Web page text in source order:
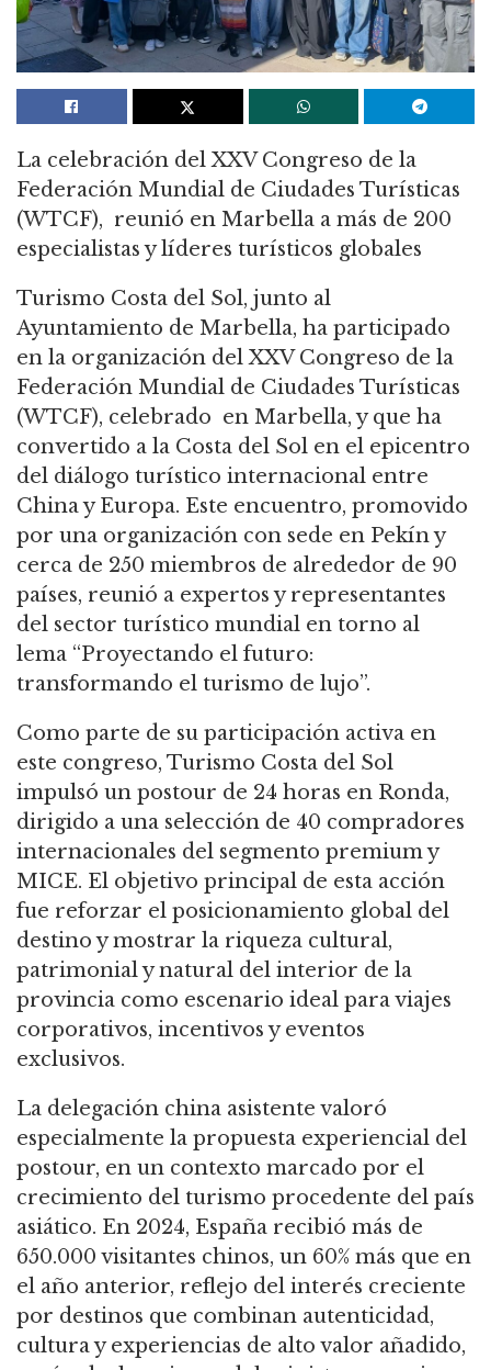
La celebración del XXV Congreso de la
Federación Mundial de Ciudades Turísticas
(WTCF), reunió en Marbella a más de 200
especialistas y líderes turísticos globales
Turismo Costa del Sol, junto al
Ayuntamiento de Marbella, ha participado
en la organización del XXV Congreso de la
Federación Mundial de Ciudades Turísticas
(WTCF), celebrado en Marbella, y que ha
convertido a la Costa del Sol en el epicentro
del diálogo turístico internacional entre
China y Europa. Este encuentro, promovido
por una organización con sede en Pekín y
cerca de 250 miembros de alrededor de 90
países, reunió a expertos y representantes
del sector turístico mundial en torno al
lema “Proyectando el futuro:
transformando el turismo de lujo”.
Como parte de su participación activa en
este congreso, Turismo Costa del Sol
impulsó un postour de 24 horas en Ronda,
dirigido a una selección de 40 compradores
internacionales del segmento premium y
MICE. El objetivo principal de esta acción
fue reforzar el posicionamiento global del
destino y mostrar la riqueza cultural,
patrimonial y natural del interior de la
provincia como escenario ideal para viajes
corporativos, incentivos y eventos
exclusivos.
La delegación china asistente valoró
especialmente la propuesta experiencial del
postour, en un contexto marcado por el
crecimiento del turismo procedente del país
asiático. En 2024, España recibió más de
650.000 visitantes chinos, un 60% más que en
el año anterior, reflejo del interés creciente
por destinos que combinan autenticidad,
cultura y experiencias de alto valor añadido,